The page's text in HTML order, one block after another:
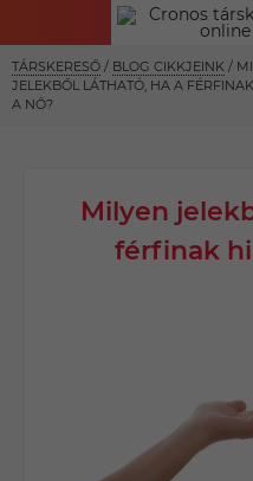
TÁRSKERESŐ / BLOG CIKKJEINK /
JELEKBŐL LÁTHATÓ, HA A
A NŐ?
Milyen
férfinak